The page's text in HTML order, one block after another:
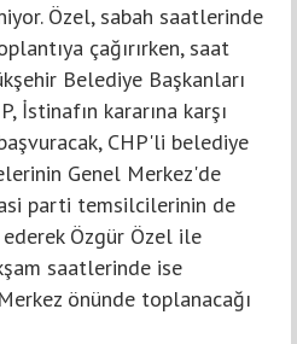
Özel, sabah saatlerinde
çağırırken, saat
Belediye Başkanları
İstinafın kararına karşı
CHP'li belediye
Genel Merkez'de
parti temsilcilerinin de
Özgür Özel ile
saatlerinde ise
önünde toplanacağı